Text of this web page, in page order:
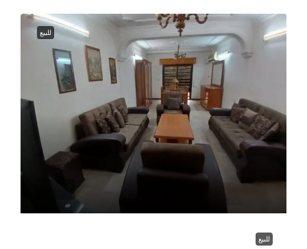
للبيع
للبيع